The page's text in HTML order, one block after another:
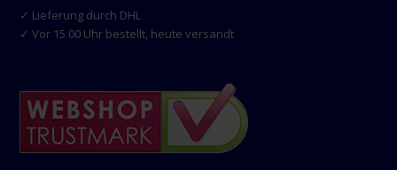
✓ Lieferung durch DHL
✓ Vor 15.00 Uhr bestellt, heute versandt